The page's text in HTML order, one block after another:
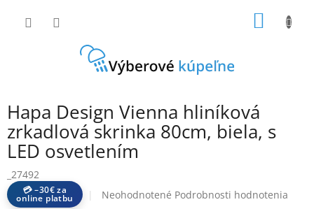
Hapa Design Vienna hliníková
zrkadlová skrinka 80cm, biela, s
LED osvetlením
_27492
💳 –30€ za
online platbu
Priemerné
Neohodnotené Podrobnosti hodnotenia